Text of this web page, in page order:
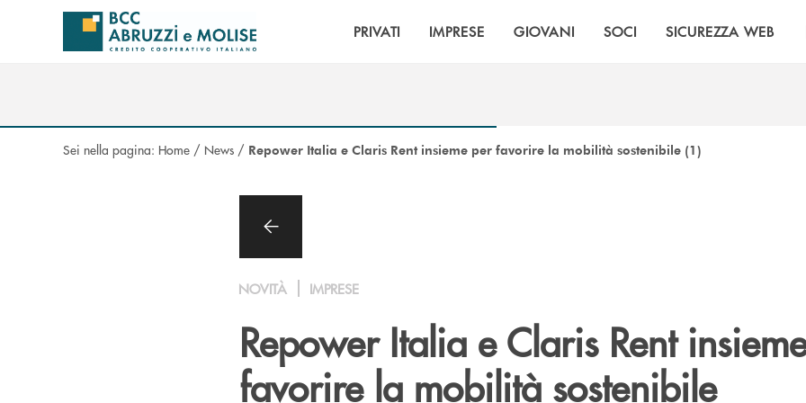
Salta al contenuto principale
PRIVATI IMPRESE GIOVANI SOCI SICUREZZA WEB
Sei nella pagina: Home / News / Repower Italia e Claris Rent insieme per favorire la mobilità sostenibile (1)
NOVITÀ IMPRESE
Repower Italia e Claris Rent
favorire la mobilità sostenibile